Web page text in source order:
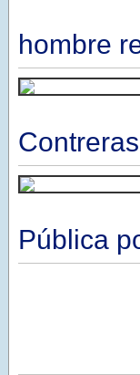
hombre
Pública